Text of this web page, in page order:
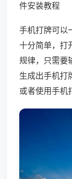
件安装教程
手机打牌可以
十分简单，打
规律，只需要
生成出手机打
或者使用手机